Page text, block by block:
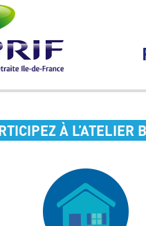
À L’ATELIER